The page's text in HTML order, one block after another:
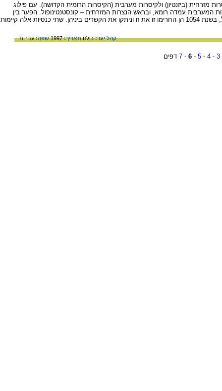
מזרחית (ביזנטיון) ולקיסרות מערבית (הקיסרות הרומית הקדושה). עם פילוג
המערבית עמדה רומא, ובראש הנצרות המזרחית – קונסטנטינופול. הפער בין
ההשקפות הדתיות של שתי הכנסיות הלך וגדל, בשנת 1054 הן החרימו זו את זו וניתקו את הקשרים ביניהן. שתי כנסיות אלה קיימות
קהל יעד:כולםתאריך:1997 שפה:עברית
3
-
4
-
5
-
6
-
7 דפים